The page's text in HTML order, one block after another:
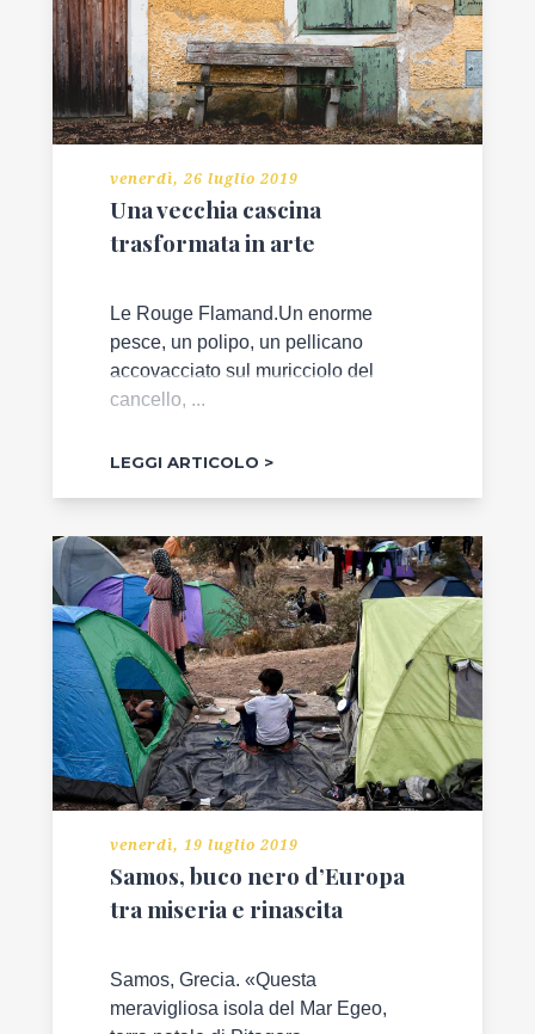
venerdì, 26 luglio 2019
Una vecchia cascina
trasformata in arte
Le Rouge Flamand.Un enorme
pesce, un polipo, un pellicano
accovacciato sul muricciolo del
cancello, ...
LEGGI ARTICOLO
venerdì, 19 luglio 2019
Samos, buco nero d’Europa
tra miseria e rinascita
Samos, Grecia. «Questa
meravigliosa isola del Mar Egeo,